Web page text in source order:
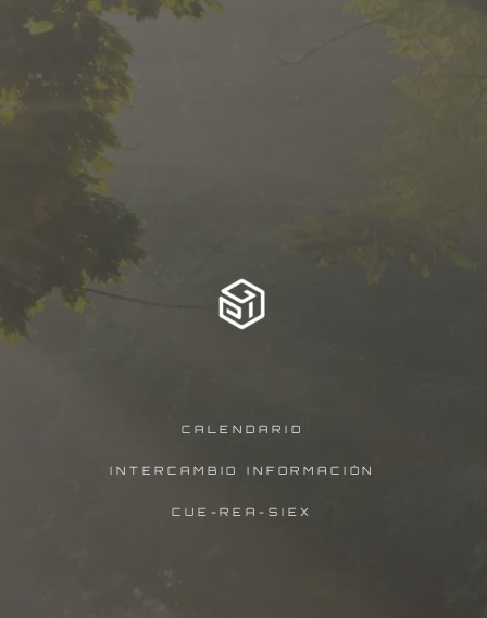
CALENDARIO
INTERCAMBIO INFORMACIÓN
CUE-REA-SIEX